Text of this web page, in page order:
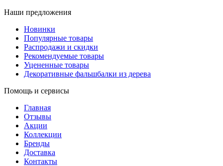
Наши предложения
Новинки
Популярные товары
Распродажи и скидки
Рекомендуемые товары
Уцененные товары
Декоративные фальшбалки из дерева
Помощь и сервисы
Главная
Отзывы
Акции
Коллекции
Бренды
Доставка
Контакты